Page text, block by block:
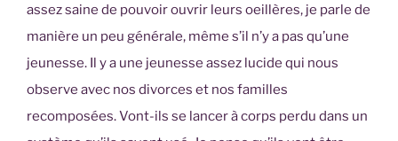
assez saine de pouvoir ouvrir leurs oeillères, je parle de
manière un peu générale, même s’il n’y a pas qu’une
jeunesse. Il y a une jeunesse assez lucide qui nous
observe avec nos divorces et nos familles
recomposées. Vont-ils se lancer à corps perdu dans un